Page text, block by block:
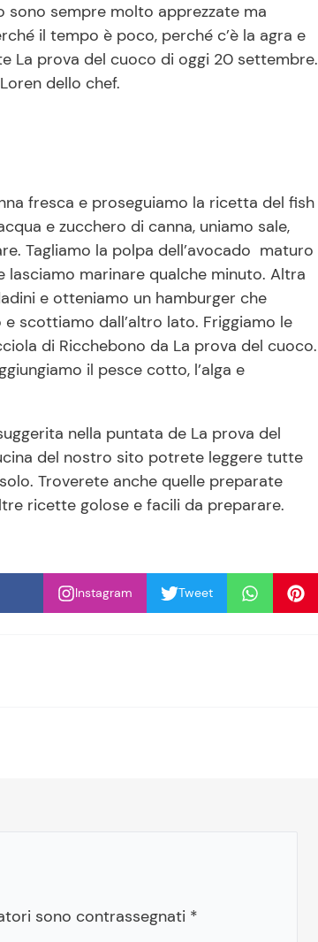
sono sempre molto apprezzate ma
il tempo è poco, perché c’è la agra e
La prova del cuoco di oggi 20 settembre.
dello chef.
fresca e proseguiamo la ricetta del fish
e zucchero di canna, uniamo sale,
Tagliamo la polpa dell’avocado maturo
marinare qualche minuto. Altra
e otteniamo un hamburger che
scottiamo dall’altro lato. Friggiamo le
di Ricchebono da La prova del cuoco.
il pesce cotto, l’alga e
nella puntata de La prova del
del nostro sito potrete leggere tutte
Troverete anche quelle preparate
ricette golose e facili da preparare.
Instagram Tweet
sono contrassegnati *